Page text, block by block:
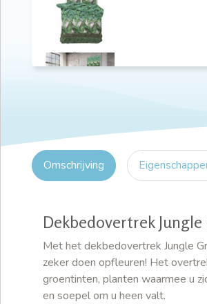
Omschrijving
Dekbedovertrek Jungle
Met het dekbedovertrek Jungle
zeker doen opfleuren! Het
groentinten, planten waarmee u
en soepel om u heen valt.